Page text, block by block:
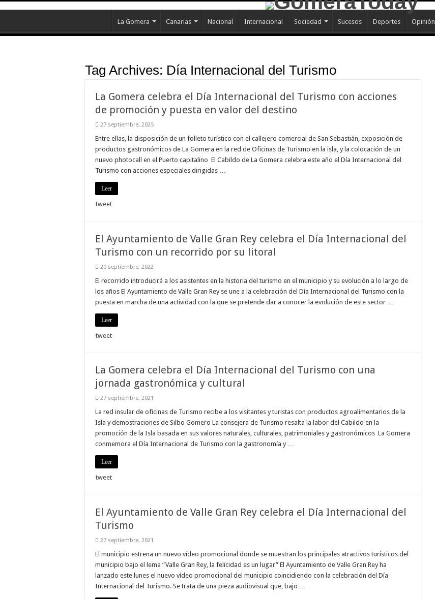
La Gomera Canarias Nacional Internacional Sociedad Sucesos Deportes Opinión
Tag Archives: Día Internacional del Turismo
La Gomera celebra el Día Internacional del Turismo con acciones
de promoción y puesta en valor del destino
27 septiembre, 2025
Entre ellas, la disposición de un folleto turístico con el callejero comercial de San Sebastián, exposición de
productos gastronómicos de La Gomera en la red de Oficinas de Turismo en la isla, y la colocación de un
nuevo photocall en el Puerto capitalino El Cabildo de La Gomera celebra este año el Día Internacional del
Turismo con acciones especiales dirigidas …
Leer
tweet
El Ayuntamiento de Valle Gran Rey celebra el Día Internacional del
Turismo con un recorrido por su litoral
20 septiembre, 2022
El recorrido introducirá a los asistentes en la historia del turismo en el municipio y su evolución a lo largo de
los años El Ayuntamiento de Valle Gran Rey se une a la celebración del Día Internacional del Turismo con la
puesta en marcha de una actividad con la que se pretende dar a conocer la evolución de este sector …
Leer
tweet
La Gomera celebra el Día Internacional del Turismo con una
jornada gastronómica y cultural
27 septiembre, 2021
La red insular de oficinas de Turismo recibe a los visitantes y turistas con productos agroalimentarios de la
Isla y demostraciones de Silbo Gomero La consejera de Turismo resalta la labor del Cabildo en la
promoción de la Isla basada en sus valores naturales, culturales, patrimoniales y gastronómicos La Gomera
conmemora el Día Internacional de Turismo con la gastronomía y …
Leer
tweet
El Ayuntamiento de Valle Gran Rey celebra el Día Internacional del
Turismo
27 septiembre, 2021
El municipio estrena un nuevo vídeo promocional donde se muestran los principales atractivos turísticos del
municipio bajo el lema “Valle Gran Rey, la felicidad es un lugar” El Ayuntamiento de Valle Gran Rey ha
lanzado este lunes el nuevo vídeo promocional del municipio coincidiendo con la celebración del Día
Internacional del Turismo. Se trata de una pieza audiovisual que, bajo …